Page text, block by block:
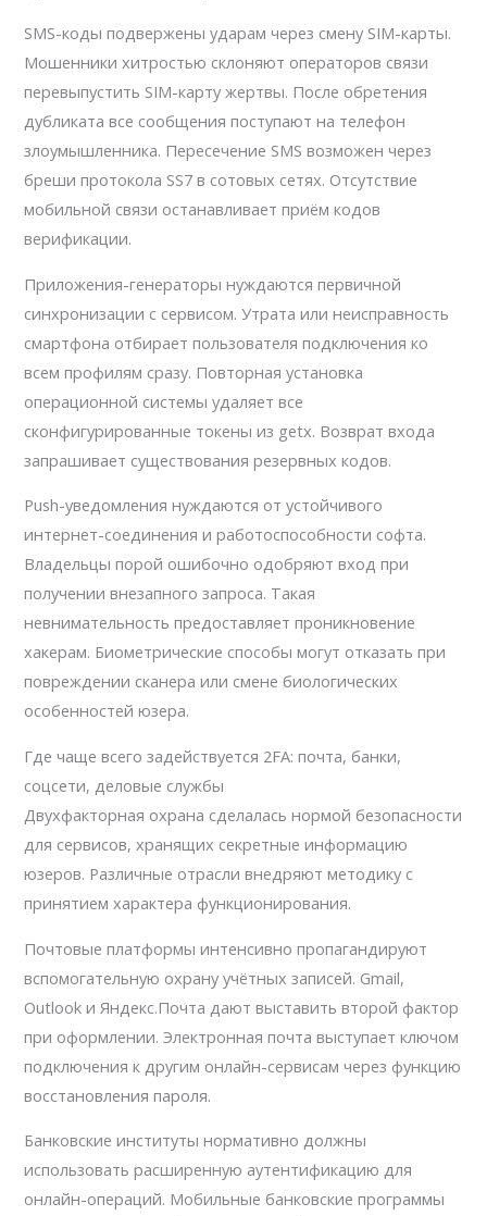
SMS-коды подвержены ударам через смену SIM-карты.
Мошенники хитростью склоняют операторов связи
перевыпустить SIM-карту жертвы. После обретения
дубликата все сообщения поступают на телефон
злоумышленника. Пересечение SMS возможен через
бреши протокола SS7 в сотовых сетях. Отсутствие
мобильной связи останавливает приём кодов
верификации.
Приложения-генераторы нуждаются первичной
синхронизации с сервисом. Утрата или неисправность
смартфона отбирает пользователя подключения ко
всем профилям сразу. Повторная установка
операционной системы удаляет все
сконфигурированные токены из getx. Возврат входа
запрашивает существования резервных кодов.
Push-уведомления нуждаются от устойчивого
интернет-соединения и работоспособности софта.
Владельцы порой ошибочно одобряют вход при
получении внезапного запроса. Такая
невнимательность предоставляет проникновение
хакерам. Биометрические способы могут отказать при
повреждении сканера или смене биологических
особенностей юзера.
Где чаще всего задействуется 2FA: почта, банки,
соцсети, деловые службы
Двухфакторная охрана сделалась нормой безопасности
для сервисов, хранящих секретные информацию
юзеров. Различные отрасли внедряют методику с
принятием характера функционирования.
Почтовые платформы интенсивно пропагандируют
вспомогательную охрану учётных записей. Gmail,
Outlook и Яндекс.Почта дают выставить второй фактор
при оформлении. Электронная почта выступает ключом
подключения к другим онлайн-сервисам через функцию
восстановления пароля.
Банковские институты нормативно должны
использовать расширенную аутентификацию для
онлайн-операций. Мобильные банковские программы